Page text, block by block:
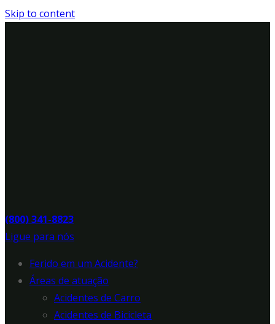
Skip to content
(800) 341-8823
Ligue para nós
Ferido em um Acidente?
Áreas de atuação
Acidentes de Carro
Acidentes de Bicicleta